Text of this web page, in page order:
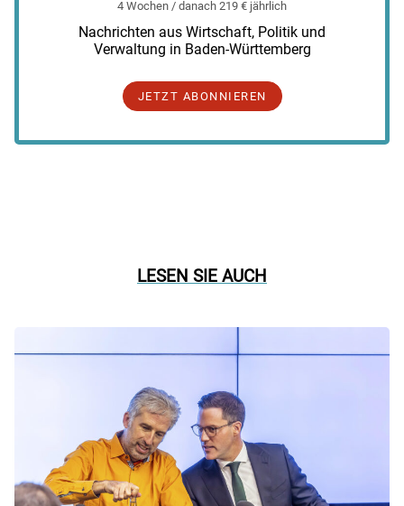
4 Wochen / danach 219 € jährlich
Nachrichten aus Wirtschaft, Politik und
Verwaltung in Baden-Württemberg
JETZT ABONNIEREN
LESEN SIE AUCH